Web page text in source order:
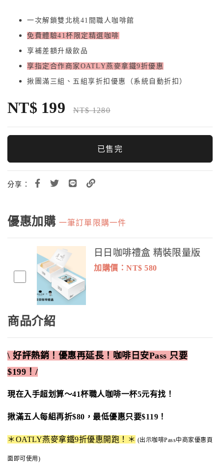
一次解鎖雙北桃41間職人咖啡館
免費體驗41杯限定精選咖啡
享補差額升級飲品
享指定合作商家OATLY燕麥拿鐵9折優惠
揪團滿三組、五組享折扣優惠（系統自動折扣）
NT$ 199 NT$1280
已售完
分享：
優惠加購 一筆訂單限購一件
日日咖啡禮盒 精裝限量版
加購價：NT$ 580
商品介紹
\ 好評熱銷！優惠再延長！咖啡日安Pass 只要
$199！/
現在入手超划算～41杯職人咖啡一杯5元有找！
揪滿五人每組再折$80，最低優惠只要$119！
＊OATLY燕麥拿鐵9折優惠開跑！ ＊ (出示咖啡Pass中商家優惠頁
面即可使用)